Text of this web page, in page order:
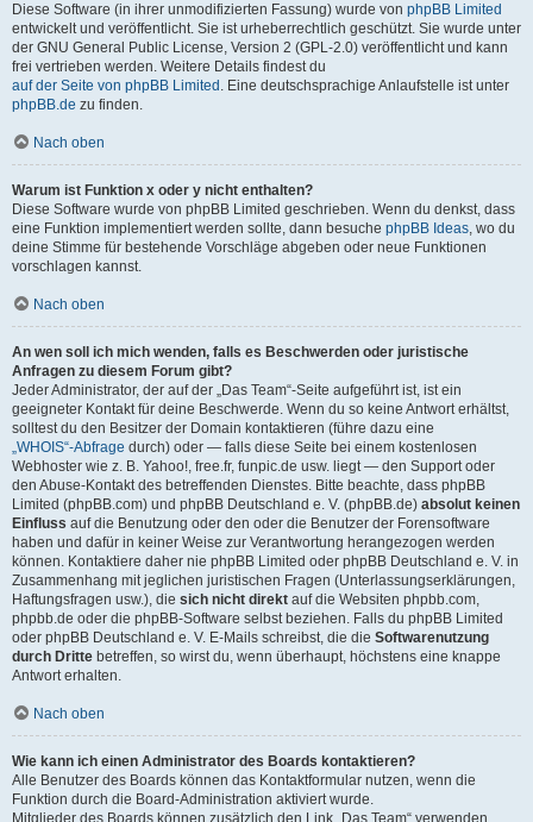
Diese Software (in ihrer unmodifizierten Fassung) wurde von phpBB Limited
entwickelt und veröffentlicht. Sie ist urheberrechtlich geschützt. Sie wurde unter
der GNU General Public License, Version 2 (GPL-2.0) veröffentlicht und kann
frei vertrieben werden. Weitere Details findest du
auf der Seite von phpBB Limited . Eine deutschsprachige Anlaufstelle ist unter
phpBB.de zu finden.
Nach oben
Warum ist Funktion x oder y nicht enthalten?
Diese Software wurde von phpBB Limited geschrieben. Wenn du denkst, dass
eine Funktion implementiert werden sollte, dann besuche phpBB Ideas, wo du
deine Stimme für bestehende Vorschläge abgeben oder neue Funktionen
vorschlagen kannst.
Nach oben
An wen soll ich mich wenden, falls es Beschwerden oder juristische
Anfragen zu diesem Forum gibt?
Jeder Administrator, der auf der „Das Team“-Seite aufgeführt ist, ist ein
geeigneter Kontakt für deine Beschwerde. Wenn du so keine Antwort erhältst,
solltest du den Besitzer der Domain kontaktieren (führe dazu eine
„WHOIS“-Abfrage durch) oder — falls diese Seite bei einem kostenlosen
Webhoster wie z. B. Yahoo!, free.fr, funpic.de usw. liegt — den Support oder
den Abuse-Kontakt des betreffenden Dienstes. Bitte beachte, dass phpBB
Limited (phpBB.com) und phpBB Deutschland e. V. (phpBB.de) absolut keinen
Einfluss auf die Benutzung oder den oder die Benutzer der Forensoftware
haben und dafür in keiner Weise zur Verantwortung herangezogen werden
können. Kontaktiere daher nie phpBB Limited oder phpBB Deutschland e. V. in
Zusammenhang mit jeglichen juristischen Fragen (Unterlassungserklärungen,
Haftungsfragen usw.), die sich nicht direkt auf die Websiten phpbb.com,
phpbb.de oder die phpBB-Software selbst beziehen. Falls du phpBB Limited
oder phpBB Deutschland e. V. E-Mails schreibst, die die Softwarenutzung
durch Dritte betreffen, so wirst du, wenn überhaupt, höchstens eine knappe
Antwort erhalten.
Nach oben
Wie kann ich einen Administrator des Boards kontaktieren?
Alle Benutzer des Boards können das Kontaktformular nutzen, wenn die
Funktion durch die Board-Administration aktiviert wurde.
Mitglieder des Boards können zusätzlich den Link „Das Team“ verwenden.